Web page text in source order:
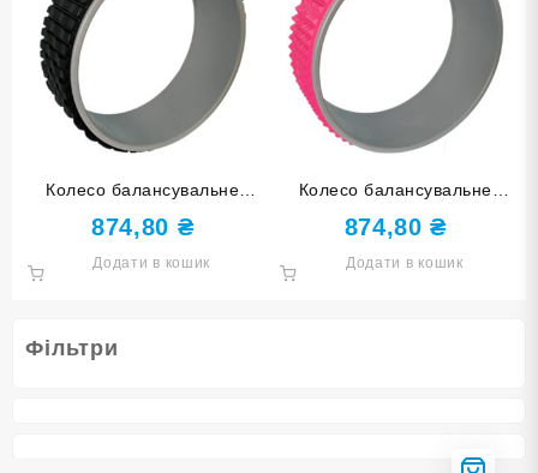
Фільтри
Колесо балансувальне
ХВИЛІ для йоги чорне O3-
LT black
874,80 ₴
Додати в кошик
Колесо балансувальне
КІЛЬЦЕ для йоги рожеве
O1-YY-rose red
874,80₴
Додати в кошик